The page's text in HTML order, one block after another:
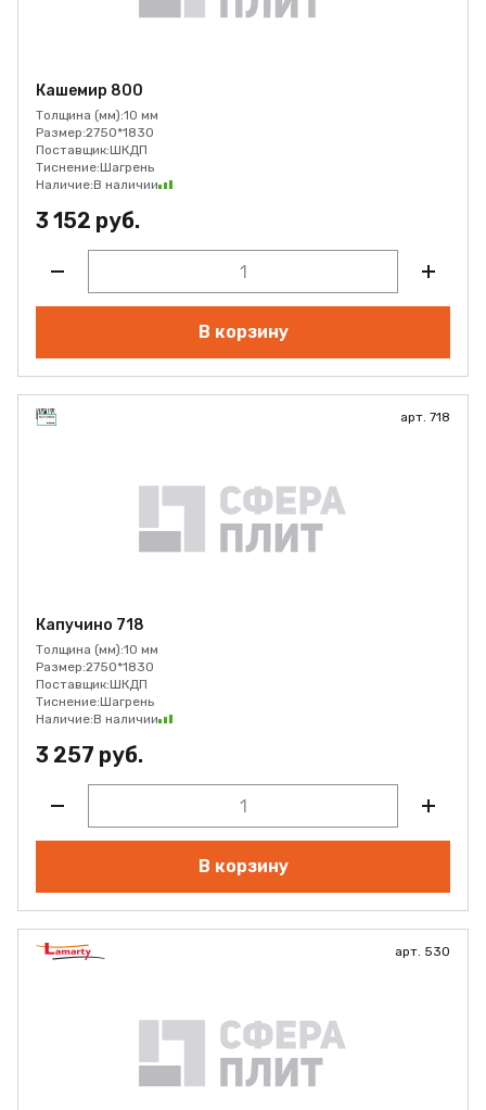
Кашемир 800
Толщина (мм):10 мм
Размер:2750*1830
Поставщик:ШКДП
Тиснение:Шагрень
Наличие:В наличии
3 152 руб.
В корзину
арт. 718
Капучино 718
Толщина (мм):10 мм
Размер:2750*1830
Поставщик:ШКДП
Тиснение:Шагрень
Наличие:В наличии
3 257 руб.
В корзину
арт. 530